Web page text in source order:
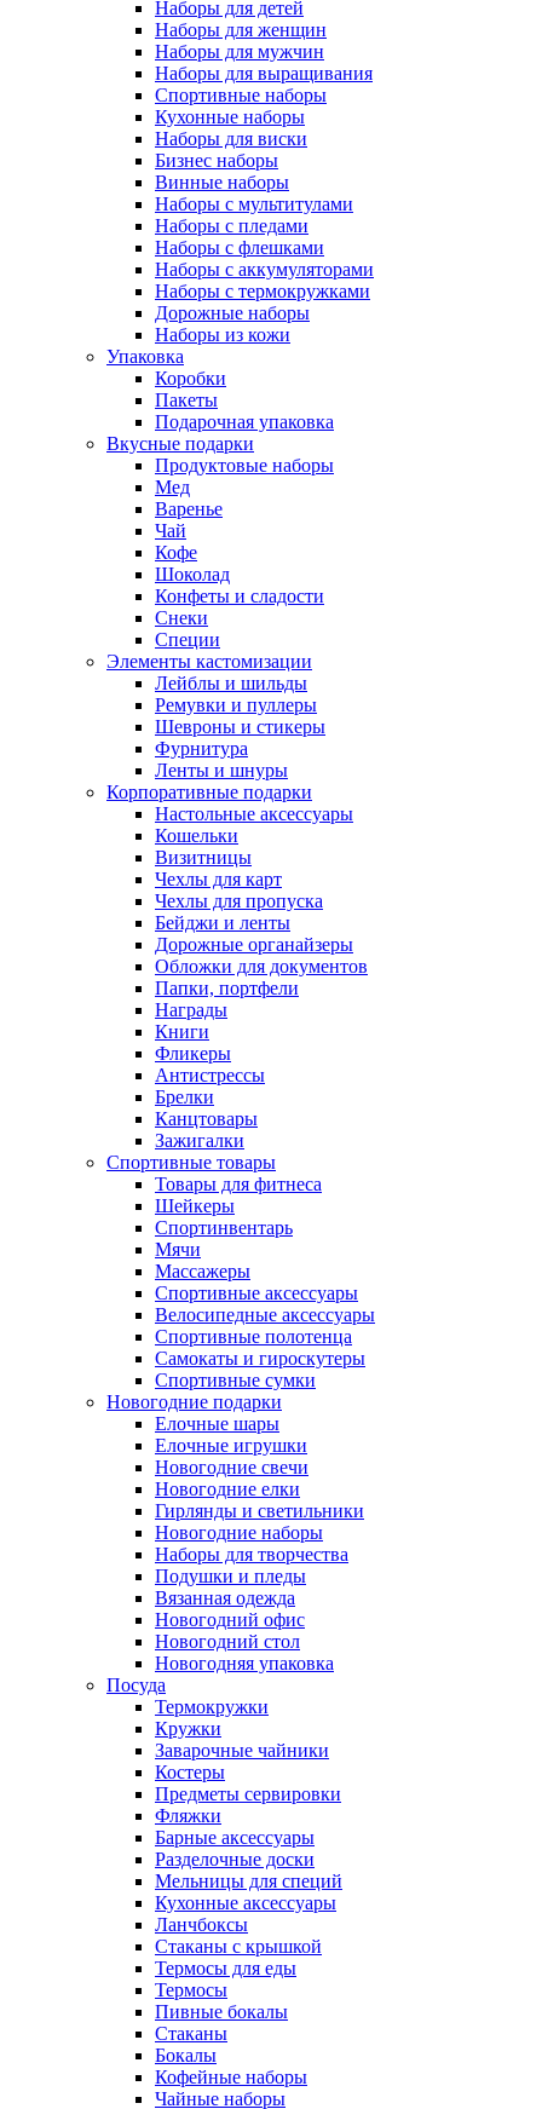
Наборы для детей
Наборы для женщин
Наборы для мужчин
Наборы для выращивания
Спортивные наборы
Кухонные наборы
Наборы для виски
Бизнес наборы
Винные наборы
Наборы с мультитулами
Наборы с пледами
Наборы с флешками
Наборы с аккумуляторами
Наборы с термокружками
Дорожные наборы
Наборы из кожи
Упаковка
Коробки
Пакеты
Подарочная упаковка
Вкусные подарки
Продуктовые наборы
Мед
Варенье
Чай
Кофе
Шоколад
Конфеты и сладости
Снеки
Специи
Элементы кастомизации
Лейблы и шильды
Ремувки и пуллеры
Шевроны и стикеры
Фурнитура
Ленты и шнуры
Корпоративные подарки
Настольные аксессуары
Кошельки
Визитницы
Чехлы для карт
Чехлы для пропуска
Бейджи и ленты
Дорожные органайзеры
Обложки для документов
Папки, портфели
Награды
Книги
Фликеры
Антистрессы
Брелки
Канцтовары
Зажигалки
Спортивные товары
Товары для фитнеса
Шейкеры
Спортинвентарь
Мячи
Массажеры
Спортивные аксессуары
Велосипедные аксессуары
Спортивные полотенца
Самокаты и гироскутеры
Спортивные сумки
Новогодние подарки
Елочные шары
Елочные игрушки
Новогодние свечи
Новогодние елки
Гирлянды и светильники
Новогодние наборы
Наборы для творчества
Подушки и пледы
Вязанная одежда
Новогодний офис
Новогодний стол
Новогодняя упаковка
Посуда
Термокружки
Кружки
Заварочные чайники
Костеры
Предметы сервировки
Фляжки
Барные аксессуары
Разделочные доски
Мельницы для специй
Кухонные аксессуары
Ланчбоксы
Стаканы с крышкой
Термосы для еды
Термосы
Пивные бокалы
Стаканы
Бокалы
Кофейные наборы
Чайные наборы